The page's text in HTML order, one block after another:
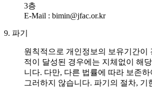
3층
E-Mail : bimin@jfac.or.kr
9. 파기
원칙적으로 개인정보의 보유기간이
적이 달성된 경우에는 지체없이 해
니다. 다만, 다른 법률에 따라 보존
그러하지 않습니다. 파기의 절차, 기